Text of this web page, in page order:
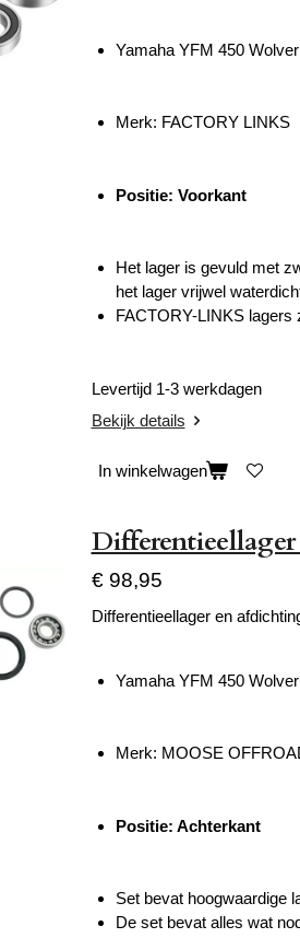
Yamaha YFM 450
Merk: FACTORY LINKS
Positie: Voorkant
Het lager is gevuld met
het lager vrijwel
FACTORY-LINKS lagers
Levertijd 1-3 werkdagen
Bekijk details
In winkelwagen
€ 98,95
Differentieellager en
Yamaha YFM 450
Merk: MOOSE
Positie: Achterkant
Set bevat hoogwaardige
De set bevat alles wat